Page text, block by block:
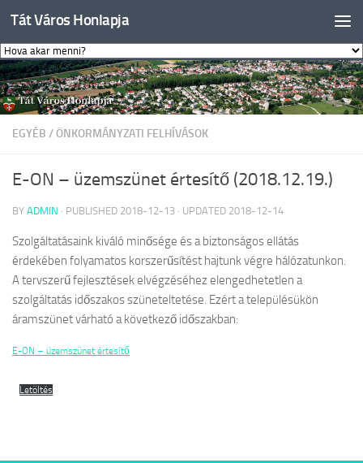
Skip to content
Tát Város Honlapja
EGYÉB /ÖNKORMÁNYZATI FELHÍVÁSOK
E-ON – üzemszünet értesítő (2018.12.19.)
BY ADMIN · PUBLISHED 2018-12-13 · UPDATED 2018-12-14
Szolgáltatásaink kiváló minősége és a biztonságos ellátás
érdekében folyamatos korszerűsítést hajtunk végre hálózatunkon.
A tervszerű fejlesztések elvégzéséhez elengedhetetlen a
szolgáltatás időszakos szüneteltetése. Ezért a településükön
áramszünet várható a következő időszakban:
E-ON – üzemszünet értesítő
Letöltés